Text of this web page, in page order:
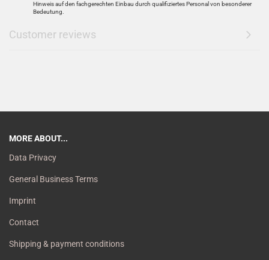
Hinweis auf den fachgerechten Einbau durch qualifiziertes Personal von besonderer
Bedeutung.
Customer reviews
MORE ABOUT...
Data Privacy
General Business Terms
Imprint
Contact
Shipping & payment conditions